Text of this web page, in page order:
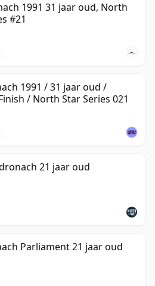
1991 31 jaar oud, North
#21
1991 / 31 jaar oud /
/ North Star Series 021
21 jaar oud
Parliament 21 jaar oud